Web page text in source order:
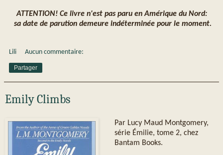
ATTENTION! Ce livre n'est pas paru en Amérique du Nord:
sa date de parution demeure indéterminée pour le moment.
Lili Aucun commentaire:
Partager
Emily Climbs
Par Lucy Maud Montgomery,
série Émilie, tome 2, chez
Bantam Books.